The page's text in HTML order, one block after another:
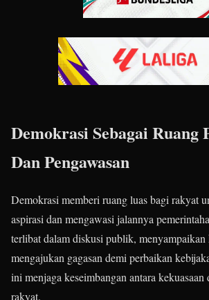
Demokrasi Sebagai Ruang
Dan Pengawasan
Demokrasi memberi ruang luas bagi rakyat
aspirasi dan mengawasi jalannya
terlibat dalam diskusi publik, menyampaikan
mengajukan gagasan demi perbaikan
ini menjaga keseimbangan antara kekuasaan
rakyat.